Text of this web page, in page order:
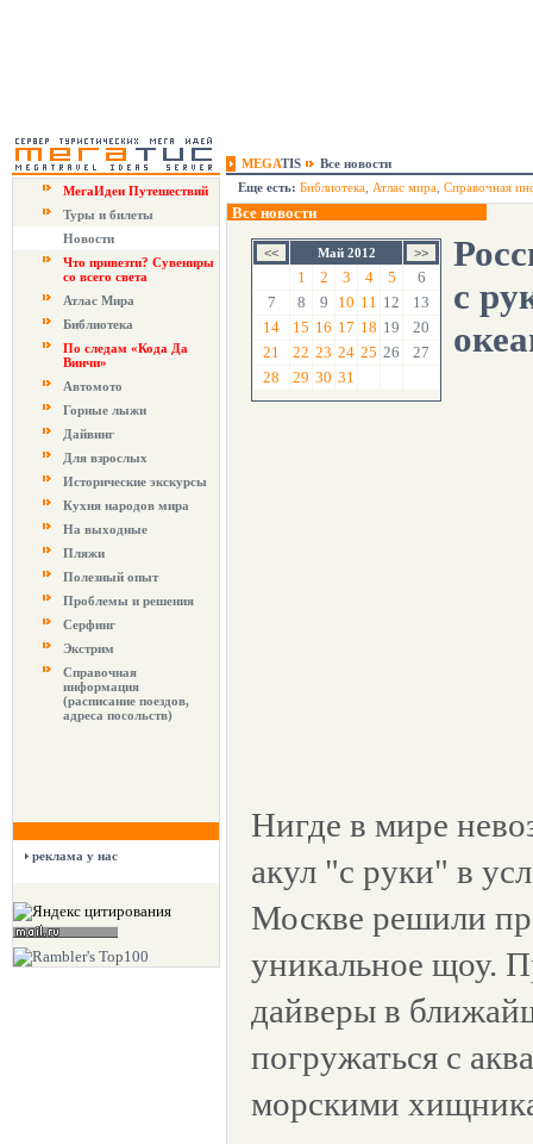
MEGATIS
Все новости
МегаИдеи Путешествий
Туры и билеты
Новости
Что привезти? Сувениры
со всего света
Атлас Мира
Библиотека
По следам «Кода Да
Винчи»
Автомото
Горные лыжи
Дайвинг
Для взрослых
Исторические экскурсы
Кухня народов мира
На выходные
Пляжи
Полезный опыт
Проблемы и решения
Серфинг
Экстрим
Справочная
информация
(расписание поездов,
адреса посольств)
реклама у нас
Еще есть: Библиотека Атлас мира Справочная
Все новости
Май 2012
1 2 3 4 5
6
7
8 9 10 11 12
13
14
15 16 17 18 19
20
21
22 23 24 25 26
27
28
29 30 31
с
Нигде в мире
акул "с руки" в
Москве решили
уникальное щоу.
дайверы в
погружаться с
морскими